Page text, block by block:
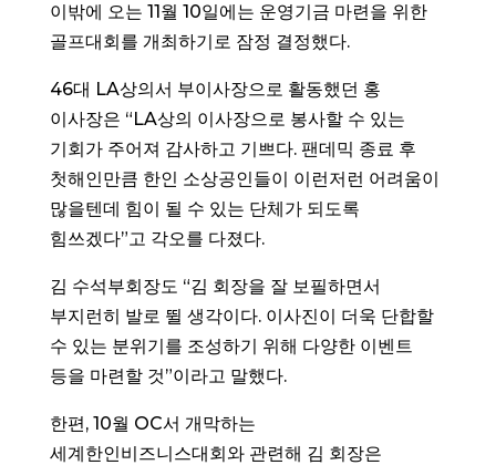
이밖에 오는 11월 10일에는 운영기금 마련을 위한
골프대회를 개최하기로 잠정 결정했다.
46대 LA상의서 부이사장으로 활동했던 홍
이사장은 “LA상의 이사장으로 봉사할 수 있는
기회가 주어져 감사하고 기쁘다. 팬데믹 종료 후
첫해인만큼 한인 소상공인들이 이런저런 어려움이
많을텐데 힘이 될 수 있는 단체가 되도록
힘쓰겠다”고 각오를 다졌다.
김 수석부회장도 “김 회장을 잘 보필하면서
부지런히 발로 뛸 생각이다. 이사진이 더욱 단합할
수 있는 분위기를 조성하기 위해 다양한 이벤트
등을 마련할 것”이라고 말했다.
한편, 10월 OC서 개막하는
세계한인비즈니스대회와 관련해 김 회장은